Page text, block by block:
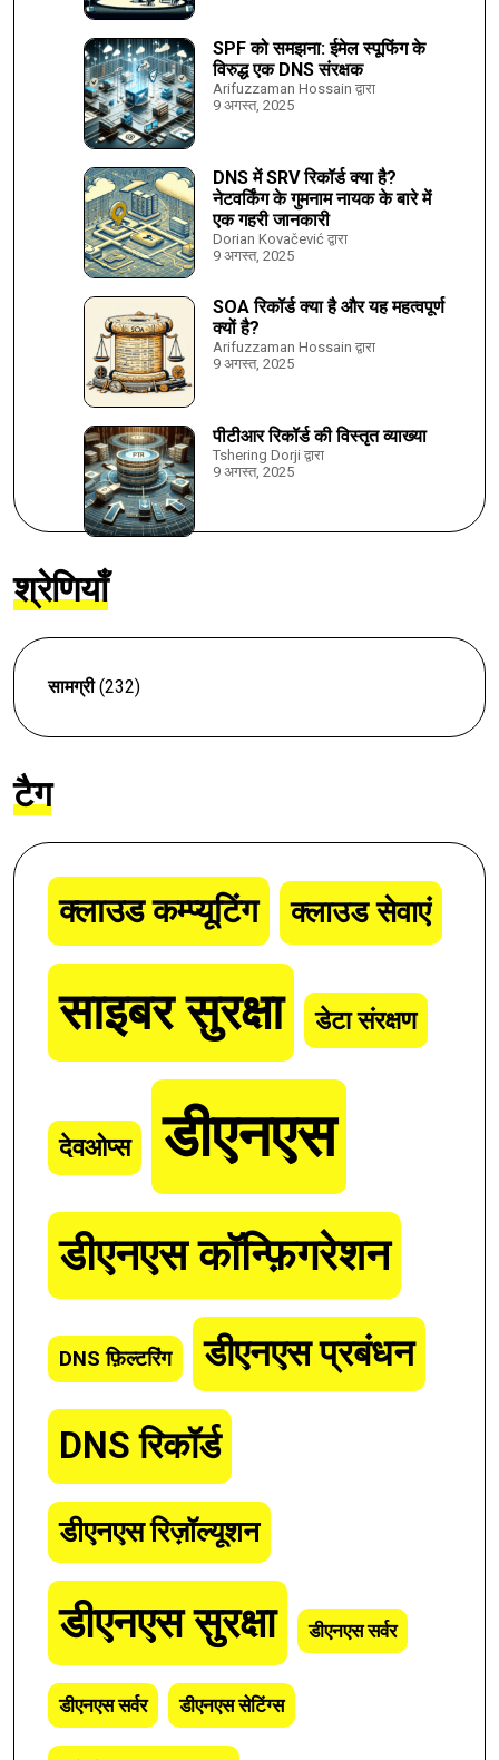
SPF को समझना: ईमेल स्पूफिंग के
विरुद्ध एक DNS संरक्षक
Arifuzzaman Hossain द्वारा
9 अगस्त, 2025
DNS में SRV रिकॉर्ड क्या है?
नेटवर्किंग के गुमनाम नायक के बारे में
एक गहरी जानकारी
Dorian Kovačević द्वारा
9 अगस्त, 2025
SOA रिकॉर्ड क्या है और यह महत्वपूर्ण
क्यों है?
Arifuzzaman Hossain द्वारा
9 अगस्त, 2025
पीटीआर रिकॉर्ड की विस्तृत व्याख्या
Tshering Dorji द्वारा
9 अगस्त, 2025
श्रेणियाँ
सामग्री(232)
टैग
क्लाउड कम्प्यूटिंग क्लाउड सेवाएं
साइबर सुरक्षा डेटा संरक्षण
देवओप्स डीएनएस
डीएनएस कॉन्फ़िगरेशन
DNS फ़िल्टरिंग डीएनएस प्रबंधन
DNS रिकॉर्ड
डीएनएस रिज़ॉल्यूशन
डीएनएस सुरक्षा डीएनएस सर्वर
डीएनएस सर्वर डीएनएस सेटिंग्स